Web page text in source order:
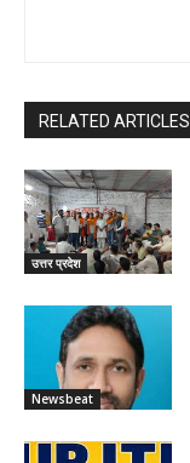
RELATED ARTICLES
उत्तर प्रदेश
Newsbeat